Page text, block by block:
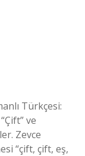
Türkçesi:
Zevce
“çift, çift, eş,